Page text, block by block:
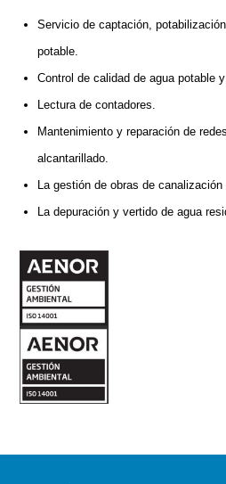
Servicio de captación,
potable.
Control de calidad de agua potable y
Lectura de contadores.
Mantenimiento y reparación de
alcantarillado.
La gestión de obras de canalización
La depuración y vertido de agua